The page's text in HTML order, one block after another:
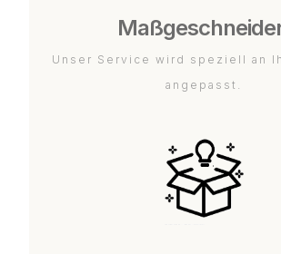
Unser Service wird speziell an
angepasst.